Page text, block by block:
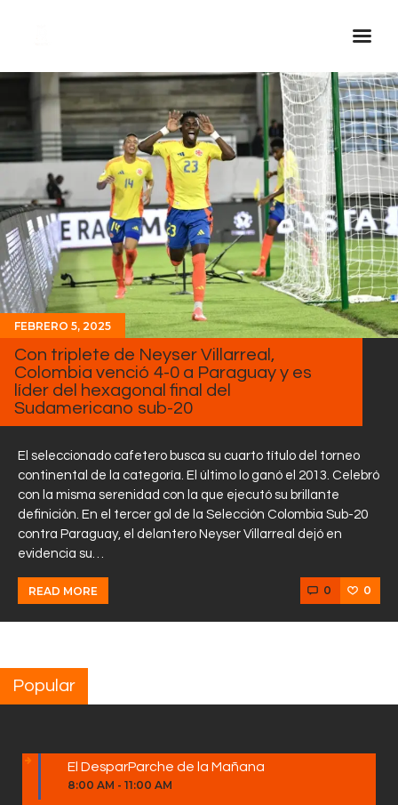
Inicio Real FM
Streaming
En Vivo
Descarga La APP
Programas
Noticias
Equipo
Sobre Nosotros
Contactos
FEBRERO 5, 2025
Con triplete de Neyser Villarreal,
Colombia venció 4-0 a Paraguay y es
líder del hexagonal final del
Sudamericano sub-20
El seleccionado cafetero busca su cuarto título del torneo
continental de la categoría. El último lo ganó el 2013. Celebró
con la misma serenidad con la que ejecutó su brillante
definición. En el tercer gol de la Selección Colombia Sub-20
contra Paraguay, el delantero Neyser Villarreal dejó en
evidencia su…
READ MORE 0 0
Popular
El DesparParche de la Mañana
8:00 AM - 11:00 AM